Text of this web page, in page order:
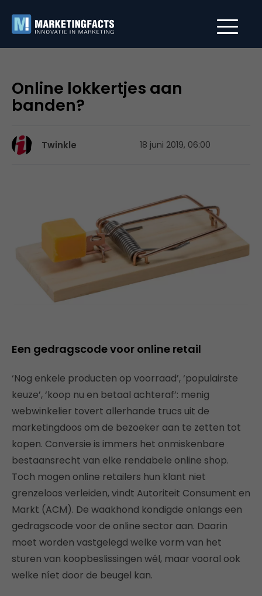
Online lokkertjes aan
banden?
Twinkle 18 juni 2019, 06:00
Een gedragscode voor online retail
‘Nog enkele producten op voorraad’, ‘populairste
keuze’, ‘koop nu en betaal achteraf’: menig
webwinkelier tovert allerhande trucs uit de
marketingdoos om de bezoeker aan te zetten tot
kopen. Conversie is immers het onmiskenbare
bestaansrecht van elke rendabele online shop.
Toch mogen online retailers hun klant niet
grenzeloos verleiden, vindt Autoriteit Consument en
Markt (ACM). De waakhond kondigde onlangs een
gedragscode voor de online sector aan. Daarin
moet worden vastgelegd welke vorm van het
sturen van koopbeslissingen wél, maar vooral ook
welke níet door de beugel kan.